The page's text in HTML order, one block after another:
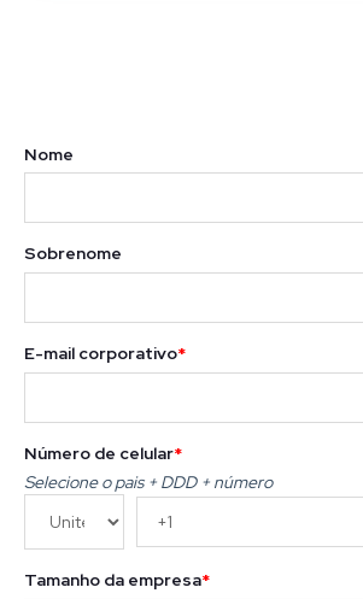
Nome
Sobrenome
E-mail corporativo*
Número de celular*
Selecione o pais + DDD + número
Tamanho da empresa*